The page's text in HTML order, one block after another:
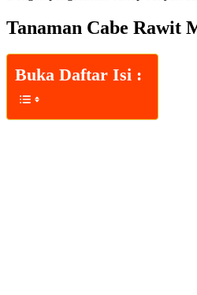
Tanaman Cabe Rawit
Buka Daftar Isi :